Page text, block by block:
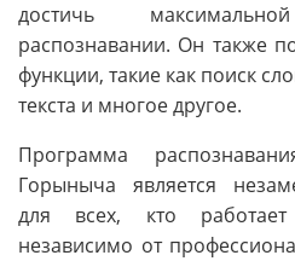
достичь
распознавании. Он также
функции, такие как поиск
текста и многое другое.
Программа
Горыныча является
для всех, кто
независимо от